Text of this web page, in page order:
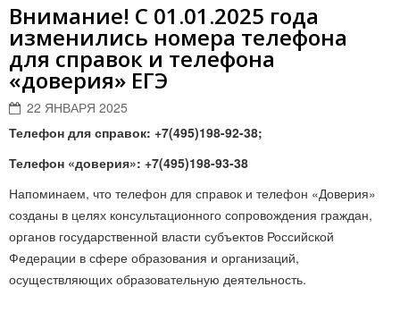
Внимание! С 01.01.2025 года
изменились номера телефона
для справок и телефона
«доверия» ЕГЭ
22 ЯНВАРЯ 2025
Телефон для справок: +7(495)198-92-38;
Телефон «доверия»: +7(495)198-93-38
Напоминаем, что телефон для справок и телефон «Доверия»
созданы в целях консультационного сопровождения граждан,
органов государственной власти субъектов Российской
Федерации в сфере образования и организаций,
осуществляющих образовательную деятельность.